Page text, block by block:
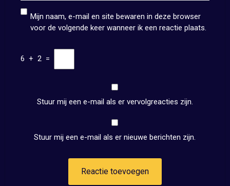
Mijn naam, e-mail en site bewaren in deze browser
voor de volgende keer wanneer ik een reactie plaats.
6 + 2 =
Stuur mij een e-mail als er vervolgreacties zijn.
Stuur mij een e-mail als er nieuwe berichten zijn.